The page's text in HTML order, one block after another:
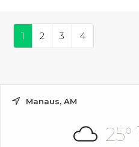
1 2 3 4
Manaus, AM
25°